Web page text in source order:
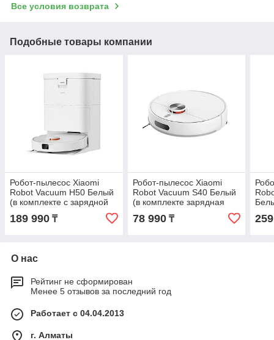
Все условия возврата
Подобные товары компании
Робот-пылесос Xiaomi
Robot Vacuum H50 Белый
(в комплекте с зарядной
станцией OV43-JZGL)
189 990 ₸
Робот-пылесос Xiaomi
Robot Vacuum S40 Белый
(в комплекте зарядная
станция OV81CDZ)
78 990₸
О нас
Рейтинг не сформирован
Менее 5 отзывов за последний год
Работает с 04.04.2013
г. Алматы